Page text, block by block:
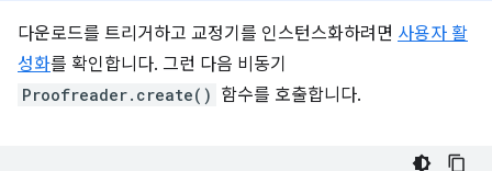
다운로드를 트리거하고 교정기를 인스턴스화하려면 사용자 활
성화를 확인합니다. 그런 다음 비동기
Proofreader.create() 함수를 호출합니다.